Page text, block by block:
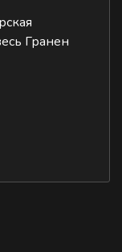
Гранен